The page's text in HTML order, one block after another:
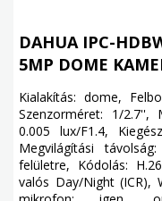
DAHUA IPC-
5MP DOME
Kialakítás: dome,
Szenzorméret: 1/2.7'',
0.005 lux/F1.4,
Megvilágítási
felületre, Kódolás:
valós Day/Night (ICR),